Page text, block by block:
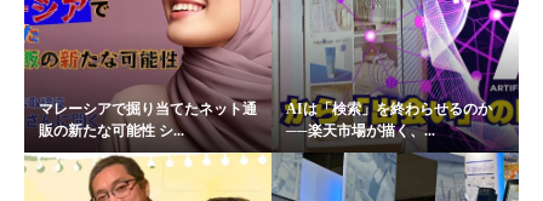
マレーシアで掘り当てたネット通
販の新たな可能性 シ...
AIは「検索」を終わらせるのか
──楽天市場が描く、...